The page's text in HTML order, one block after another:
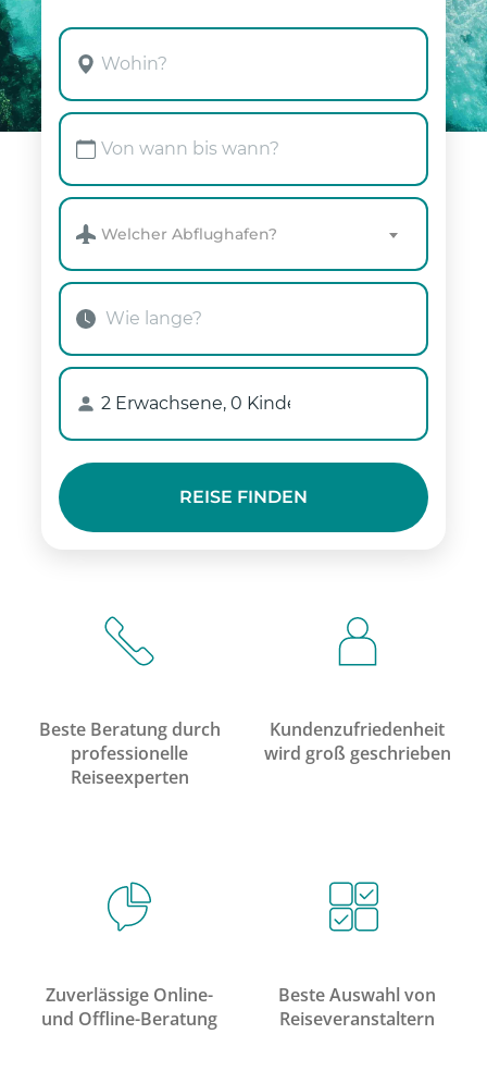
Welcher Abflughafen?
Beste Beratung durch
professionelle
Reiseexperten
Kundenzufriedenheit
wird groß geschrieben
Zuverlässige Online-
und Offline-Beratung
Beste Auswahl von
Reiseveranstaltern